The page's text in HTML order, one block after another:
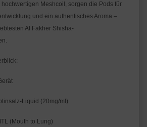
Meshcoil, sorgen die Pods für
und ein authentisches Aroma –
Al Fakher Shisha-
Liquid (20mg/ml)
(Mouth to Lung)